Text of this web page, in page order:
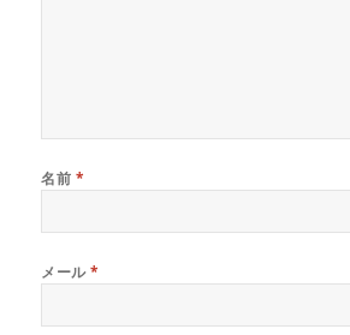
名前 *
メール*